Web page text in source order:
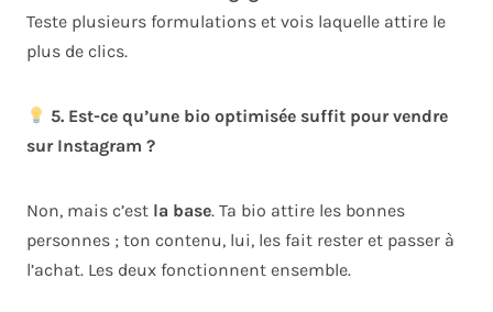
Teste plusieurs formulations et vois laquelle attire le
plus de clics.
5. Est-ce qu’une bio optimisée suffit pour vendre
sur Instagram ?
Non, mais c’est la base. Ta bio attire les bonnes
personnes ; ton contenu, lui, les fait rester et passer à
l’achat. Les deux fonctionnent ensemble.